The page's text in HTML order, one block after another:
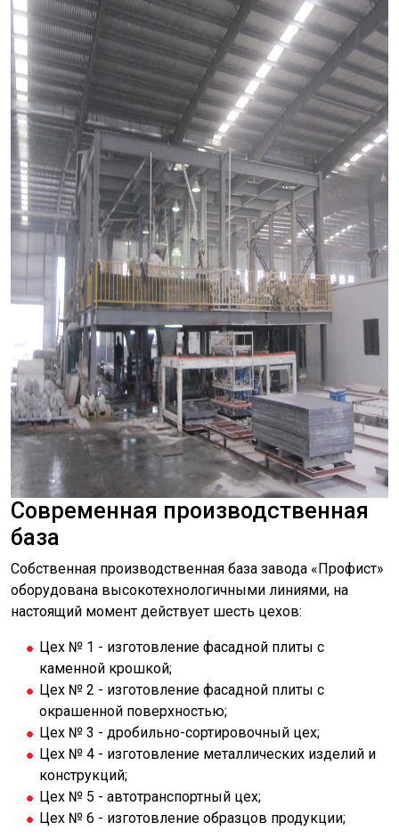
Современная производственная
база
Собственная производственная база завода «Профист»
оборудована высокотехнологичными линиями, на
настоящий момент действует шесть цехов:
Цех № 1 - изготовление фасадной плиты с
каменной крошкой;
Цех № 2 - изготовление фасадной плиты с
окрашенной поверхностью;
Цех № 3 - дробильно-сортировочный цех;
Цех № 4 - изготовление металлических изделий и
конструкций;
Цех № 5 - автотранспортный цех;
Цех № 6 - изготовление образцов продукции;